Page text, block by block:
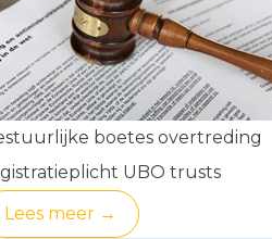
boetes overtreding
UBO trusts
Lees meer →